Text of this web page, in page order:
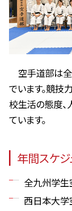
空手道部は全
でいます。競技
校生活の態度
ています。
年間スケ
全九州学
西日本大